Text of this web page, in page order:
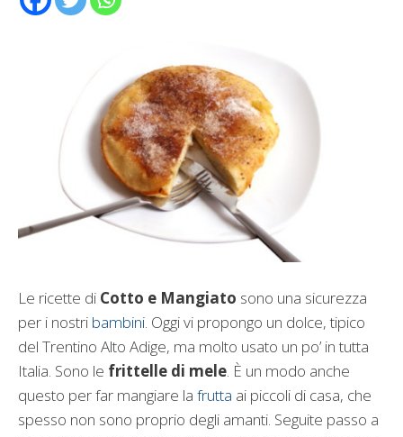
Le ricette di Cotto e Mangiato sono una sicurezza
per i nostri bambini . Oggi vi propongo un dolce, tipico
del Trentino Alto Adige, ma molto usato un po’ in tutta
Italia. Sono le frittelle di mele . È un modo anche
questo per far mangiare la frutta ai piccoli di casa, che
spesso non sono proprio degli amanti. Seguite passo a